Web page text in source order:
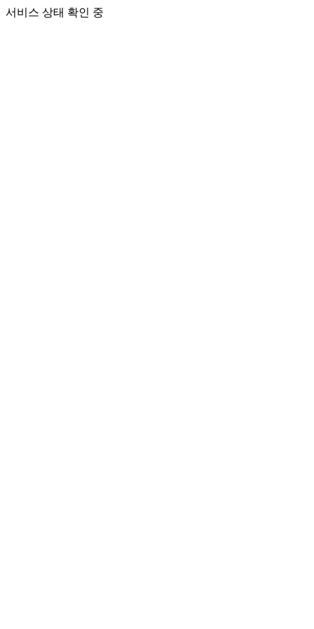
서비스 상태 확인 중